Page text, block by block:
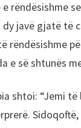
rëndësishme
javë gjatë të
rëndësishme
e së shtunës
shtoi: “Jemi